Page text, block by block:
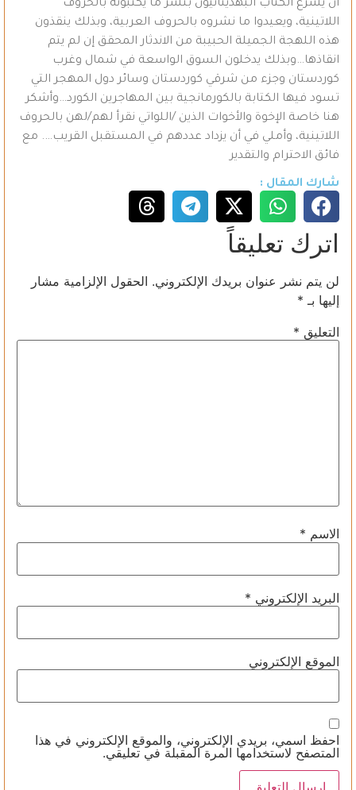
أن يشرع الكتاب البهدينانيون بنشر ما يكتبونه بالحروف
اللاتينية، ويعيدوا ما نشروه بالحروف العربية، وبذلك ينقذون
هذه اللهجة الجميلة الحبيبة من الاندثار المحقق إن لم يتم
انقاذها…وبذلك يدخلون السوق الواسعة في شمال وغرب
كوردستان وجزء من شرقي كوردستان وسائر دول المهجر التي
تسود فيها الكتابة بالكورمانجية بين المهاجرين الكورد…وأشكر
هنا خاصة الإخوة والأخوات الذين /اللواتي نقرأ لهم/لهن بالحروف
اللاتينية، وأملي في أن يزداد عددهم في المستقبل القريب…. مع
فائق الاحترام والتقدير
شارك المقال :
اترك تعليقاً
لن يتم نشر عنوان بريدك الإلكتروني. الحقول الإلزامية مشار
إليها بـ *
التعليق *
الاسم *
البريد الإلكتروني *
الموقع الإلكتروني
احفظ اسمي، بريدي الإلكتروني، والموقع الإلكتروني في هذا
المتصفح لاستخدامها المرة المقبلة في تعليقي.